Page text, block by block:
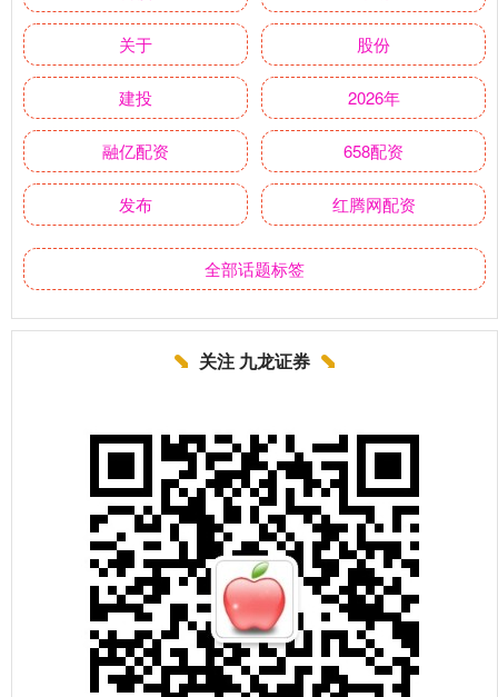
关于 股份
建投 2026年
融亿配资 658配资
发布 红腾网配资
全部话题标签
关注 九龙证券